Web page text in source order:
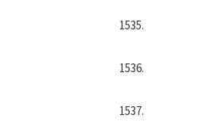
1535.
1536.
1537.